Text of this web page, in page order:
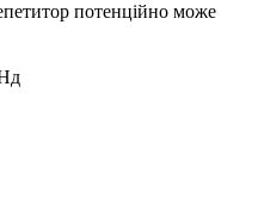
потенційно може